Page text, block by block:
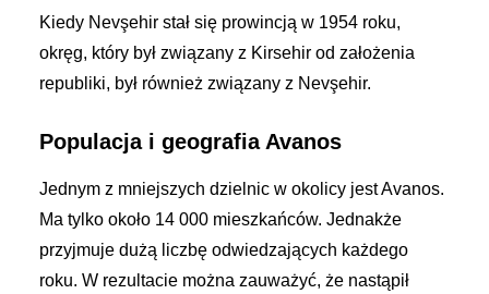
Kiedy Nevşehir stał się prowincją w 1954 roku,
okręg, który był związany z Kirsehir od założenia
republiki, był również związany z Nevşehir.
Populacja i geografia Avanos
Jednym z mniejszych dzielnic w okolicy jest Avanos.
Ma tylko około 14 000 mieszkańców. Jednakże
przyjmuje dużą liczbę odwiedzających każdego
roku. W rezultacie można zauważyć, że nastąpił